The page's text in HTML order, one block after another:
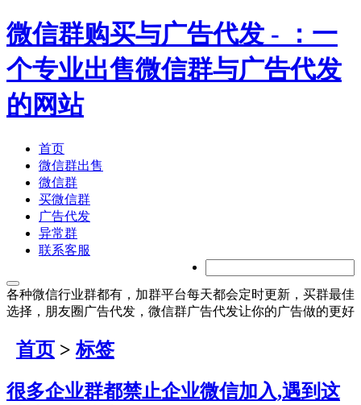
微信群购买与广告代发 - ：一
个专业出售微信群与广告代发
的网站
首页
微信群出售
微信群
买微信群
广告代发
异常群
联系客服
各种微信行业群都有，加群平台每天都会定时更新，买群最佳
选择，朋友圈广告代发，微信群广告代发让你的广告做的更好
首页 >标签
很多企业群都禁止企业微信加入,遇到这